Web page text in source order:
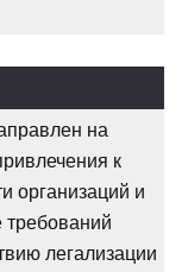
на
к
организаций и
легализации